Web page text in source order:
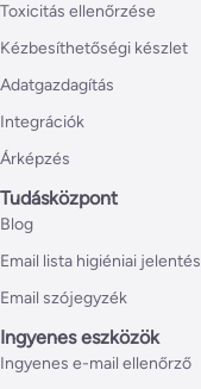
Toxicitás ellenőrzése
Kézbesíthetőségi készlet
Adatgazdagítás
Integrációk
Árképzés
Tudásközpont
Blog
Email lista higiéniai jelentés
Email szójegyzék
Ingyenes eszközök
Ingyenes e-mail ellenőrző